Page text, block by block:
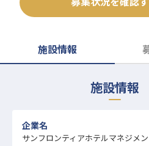
施設情報
施設情報
企業名
サンフロンティアホテルマネジメ